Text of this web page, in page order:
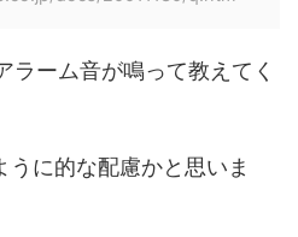
ラーム音が鳴って教えてく
に的な配慮かと思いま